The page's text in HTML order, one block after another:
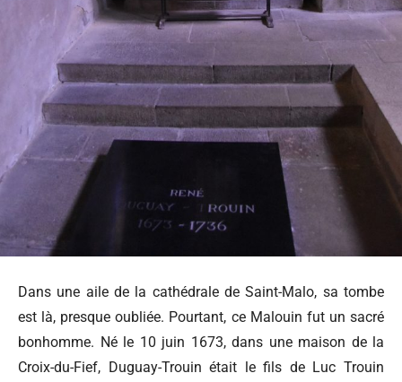
Dans une aile de la cathédrale de Saint-Malo, sa tombe
est là, presque oubliée. Pourtant, ce Malouin fut un sacré
bonhomme. Né le 10 juin 1673, dans une maison de la
Croix-du-Fief, Duguay-Trouin était le fils de Luc Trouin